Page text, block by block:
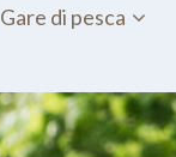
Gare di pesca